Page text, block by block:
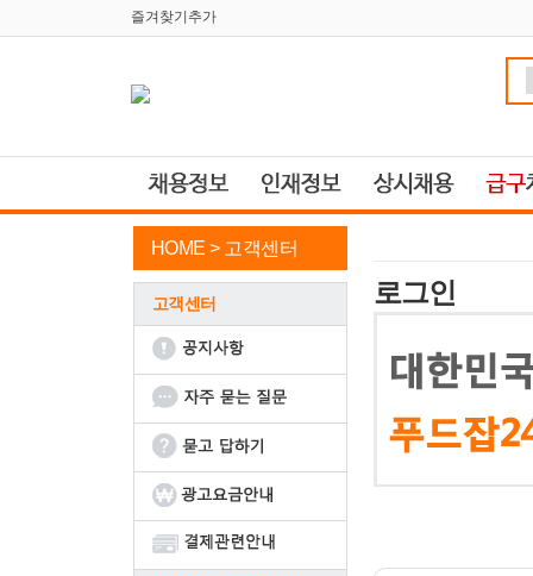
즐겨찾기추가
HOME > 고객센터
고객센터 로그인